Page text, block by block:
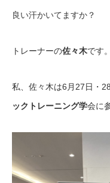
良い汗かいてますか？
トレーナーの佐々木です。
私、佐々木は6月27日・
ックトレーニング学会に